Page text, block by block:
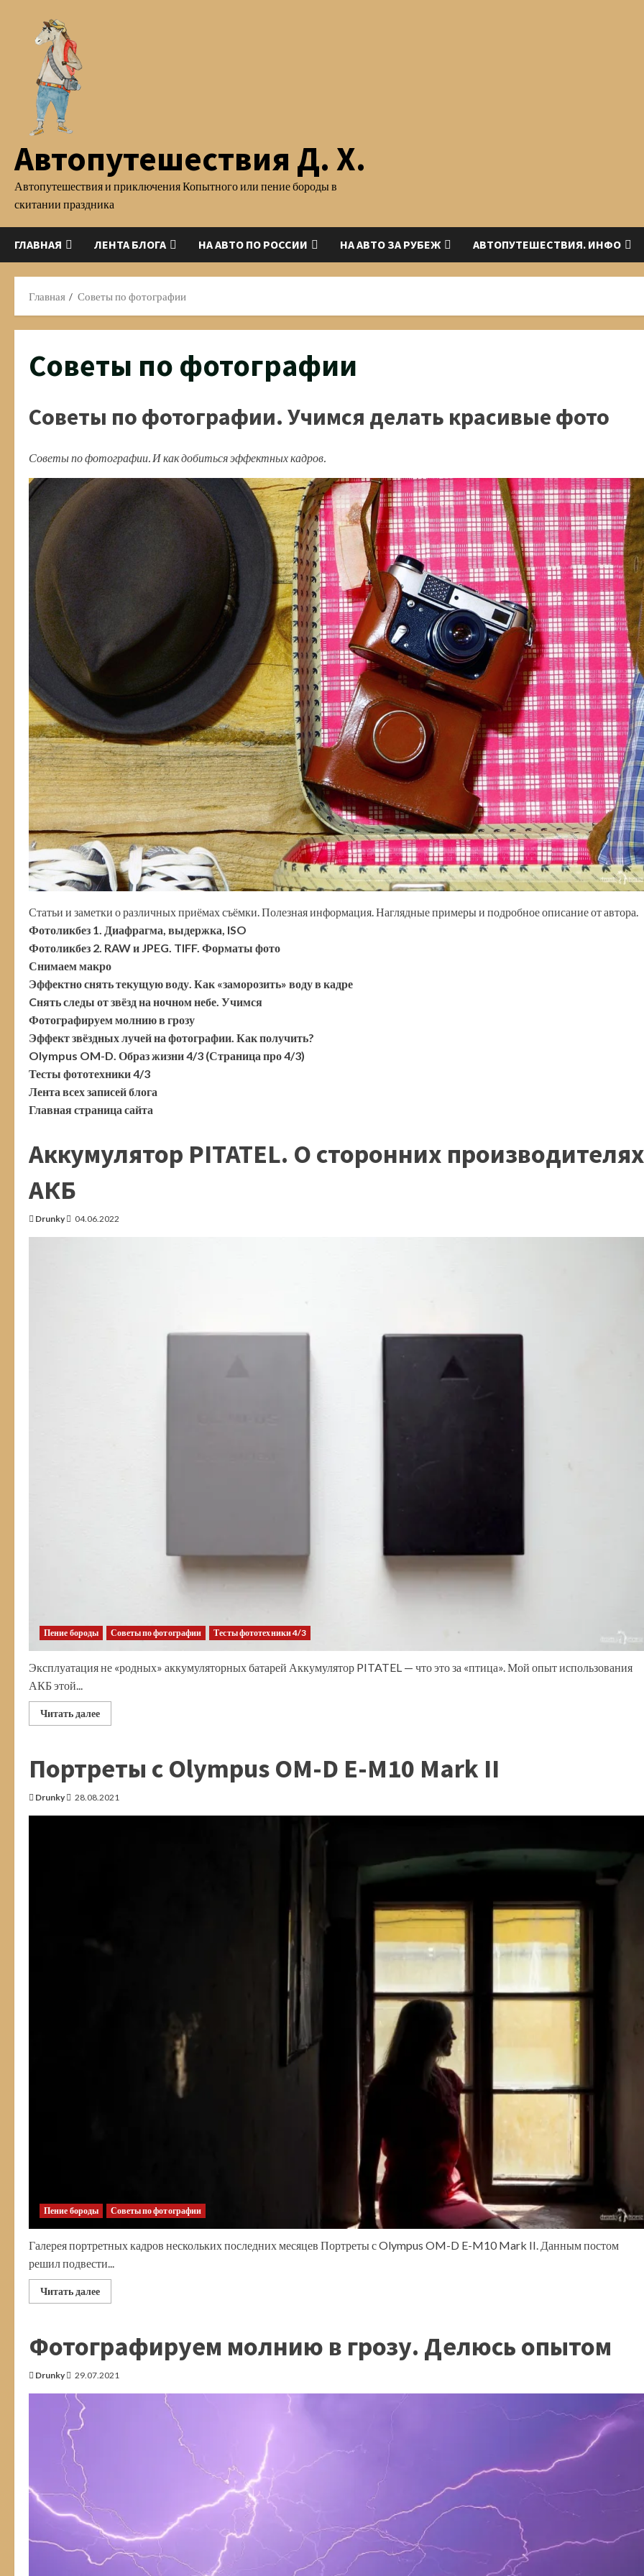
содержимому
Автопутешествия Д. Х.
Автопутешествия и приключения Копытного или пение бороды в
скитании праздника
ГЛАВНАЯ ЛЕНТА БЛОГА НА АВТО ПО РОССИИ НА АВТО ЗА РУБЕЖ АВТОПУТЕШЕСТВИЯ. ИНФО
Главная Советы по фотографии
Советы по фотографии
Советы по фотографии. Учимся делать красивые фото
Советы по фотографии. И как добиться эффектных кадров.
Статьи и заметки о различных приёмах съёмки. Полезная информация. Наглядные примеры и подробное описание от автора.
Фотоликбез 1. Диафрагма, выдержка, ISO
Фотоликбез 2. RAW и JPEG. TIFF. Форматы фото
Снимаем макро
Эффектно снять текущую воду. Как «заморозить» воду в кадре
Cнять следы от звёзд на ночном небе. Учимся
Фотографируем молнию в грозу
Эффект звёздных лучей на фотографии. Как получить?
Olympus OM-D. Образ жизни 4/3 (Страница про 4/3)
Тесты фототехники 4/3
Лента всех записей блога
Главная страница сайта
Аккумулятор PITATEL. О сторонних производителях
АКБ
Drunky 04.06.2022
Пение бороды Советы по фотографии Тесты фототехники 4/3
Эксплуатация не «родных» аккумуляторных батарей Аккумулятор PITATEL — что это за «птица». Мой опыт использования
АКБ этой...
Читать далееПрочитать
больше
О
сторонних
АКБ
Портреты с Olympus OM-D E-M10 Mark II
Drunky 28.08.2021
Пение бороды Советы по фотографии
Галерея портретных кадров нескольких последних месяцев Портреты с Olympus OM-D E-M10 Mark II. Данным постом
решил подвести...
Читать далееПрочитать
больше
Olympus
OM-
D
E-
M10
Mark
Фотографируем молнию в грозу. Делюсь опытом
Drunky 29.07.2021